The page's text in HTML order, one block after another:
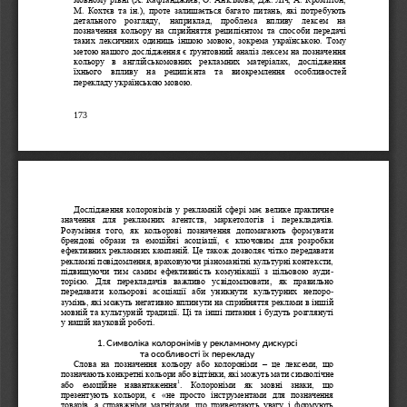
173
М.
Кохтєв  та  ін.),  проте  залишається  багато  питань,  які  потребують
детального  розгляду,  наприклад,  проблема  впливу  лексем  на
позначення  кольору  на  сприйняття  реципієнтом  та  способи  передачі
таких  лексичних  одиниць іншою мовою,  зокрема українською. Тому
метою нашого дослідження є ґрунтовний аналіз лексем на позначення
кольору  в  англійськомовних  рекламних  матеріалах,  дослідження
їхнього  впливу  на  реципієнта  та  виокремлення  особливостей
перекладу українською мовою.
Дослідження колоронімів у рекламній сфері має велике практичне
значення  для  рекламних  агентств,  маркетологів  і  перекладачів.
Розуміння  того,  як  кольорові  позначення  допомагають  формувати
брендові  образи  та  емоційні  асоціації,  є  ключовим  для  розробки
ефективних рекламних кампаній. Це також дозволяє чітко передавати
рекламні повідомлення, враховуючи різноманітні культурні контексти,
підвищуючи  тим  самим  ефективність  комунікації  з  цільовою  ауди-
торією.  Для  перекладачів  важливо  усвідомлювати,  як  правильно
передавати  кольорові  асоціації  аби  уникнути  культурних  непоро-
зумінь, які можуть негативно вплинути на сприйняття реклами в іншій
мовній та культурній традиції. Ці та інші питання і будуть розглянуті
у нашій науковій роботі.
1. Символіка колоронімів у рекламному дискурсі
та особливості їх перекладу
Слова  на  позначення  кольору  або  колороніми – це  лексеми,  що
позначають конкретні кольори або відтінки, які можуть мати символічне
або  емоційне  навантаження1.  Колороніми  як
мовні  знаки,  що
презентують  кольори,  є  «не  просто  інструментами  для  позначення
товарів,  а  справжніми  магнітами,  що  привертають  увагу  і  формують